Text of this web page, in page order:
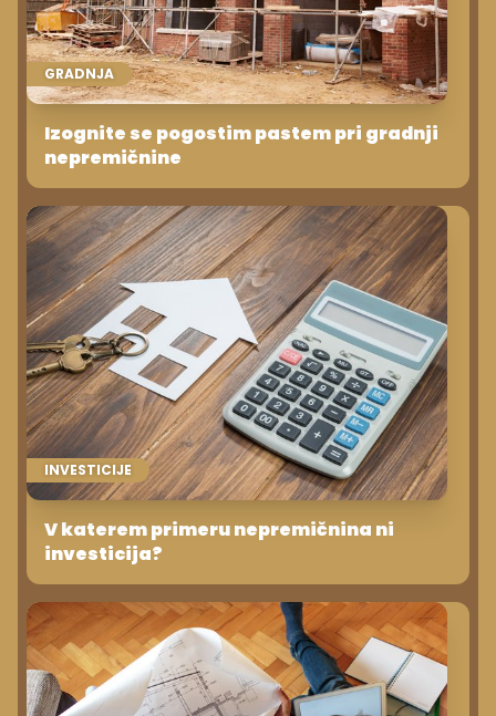
GRADNJA
Izognite se pogostim pastem pri gradnji
nepremičnine
INVESTICIJE
V katerem primeru nepremičnina ni
investicija?